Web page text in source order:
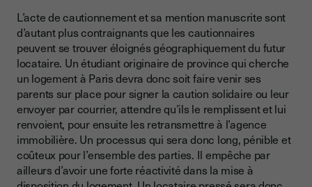
L’acte de cautionnement et sa mention manuscrite sont
d’autant plus contraignants que les cautionnaires
peuvent se trouver éloignés géographiquement du futur
locataire. Un étudiant originaire de province qui cherche
un logement à Paris devra donc soit faire venir ses
parents sur place pour signer la caution solidaire ou leur
envoyer par courrier, attendre qu’ils le remplissent et lui
renvoient, pour ensuite les retransmettre à l’agence
immobilière. Un processus qui sera donc long, pénible et
coûteux pour l’ensemble des parties. Il empêche par
ailleurs d’avoir une forte réactivité dans la mise à